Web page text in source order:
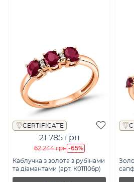
CERTIFICATE
21 785 грн
62 244 грн -65%
Каблучка з золота з рубінами
та діамантами (арт. К011106р)